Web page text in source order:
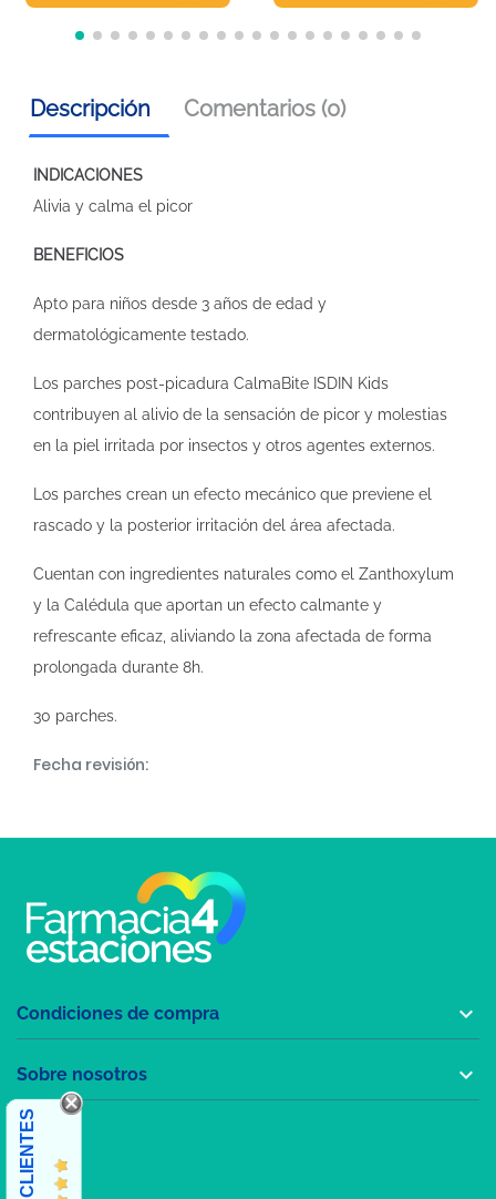
Descripción Comentarios (0)
INDICACIONES
Alivia y calma el picor
BENEFICIOS
Apto para niños desde 3 años de edad y
dermatológicamente testado.
Los parches post-picadura CalmaBite ISDIN Kids
contribuyen al alivio de la sensación de picor y molestias
en la piel irritada por insectos y otros agentes externos.
Los parches crean un efecto mecánico que previene el
rascado y la posterior irritación del área afectada.
Cuentan con ingredientes naturales como el Zanthoxylum
y la Calédula que aportan un efecto calmante y
refrescante eficaz, aliviando la zona afectada de forma
prolongada durante 8h.
30 parches.
Fecha revisión:
Condiciones de compra 
Sobre nosotros 